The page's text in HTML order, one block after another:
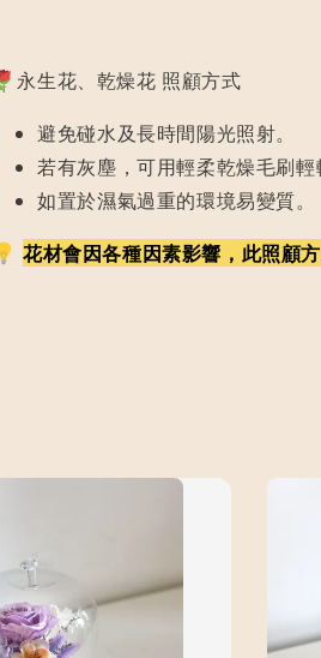
永生花、乾燥花 照顧方式
避免碰水及長時間陽光照射。
若有灰塵，可用輕柔乾燥毛刷輕
如置於濕氣過重的環境易變質。
花材會因各種因素影響，此照顧方